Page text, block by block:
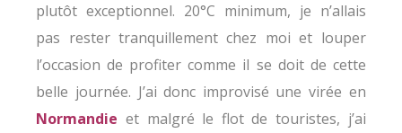
plutôt exceptionnel. 20°C minimum, je n’allais
pas rester tranquillement chez moi et louper
l’occasion de profiter comme il se doit de cette
belle journée. J’ai donc improvisé une virée en
Normandie et malgré le flot de touristes, j’ai